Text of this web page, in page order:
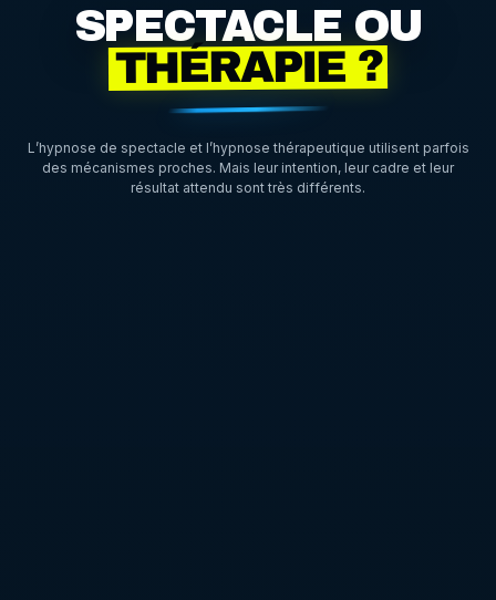
SPECTACLE OU
THÉRAPIE ?
L’hypnose de spectacle et l’hypnose thérapeutique utilisent parfois
des mécanismes proches. Mais leur intention, leur cadre et leur
résultat attendu sont très différents.